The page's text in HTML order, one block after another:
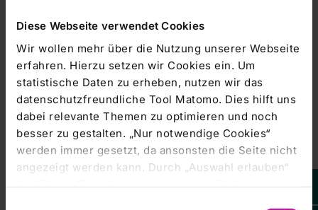
Diese Webseite verwendet Cookies
Wir wollen mehr über die Nutzung unserer Webseite
erfahren. Hierzu setzen wir Cookies ein. Um
statistische Daten zu erheben, nutzen wir das
datenschutzfreundliche Tool Matomo. Dies hilft uns
dabei relevante Themen zu optimieren und noch
besser zu gestalten. „Nur notwendige Cookies“
werden immer gesetzt, da ansonsten die Seite nicht
angezeigt werden kann. Durch „Auswahl erlauben“
bestätigen Sie entsprechend ausgewählte
Alle Neuigkeiten
Veranstaltungen